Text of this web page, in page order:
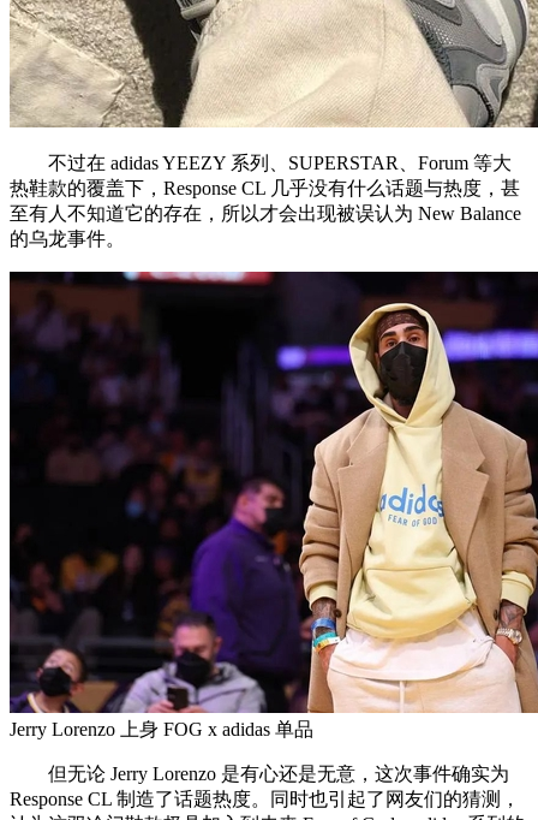
不过在 adidas YEEZY 系列、SUPERSTAR、Forum 等大
热鞋款的覆盖下，Response CL 几乎没有什么话题与热度，甚
至有人不知道它的存在，所以才会出现被误认为 New Balance
的乌龙事件。
Jerry Lorenzo 上身 FOG x adidas 单品
但无论 Jerry Lorenzo 是有心还是无意，这次事件确实为
Response CL 制造了话题热度。同时也引起了网友们的猜测，